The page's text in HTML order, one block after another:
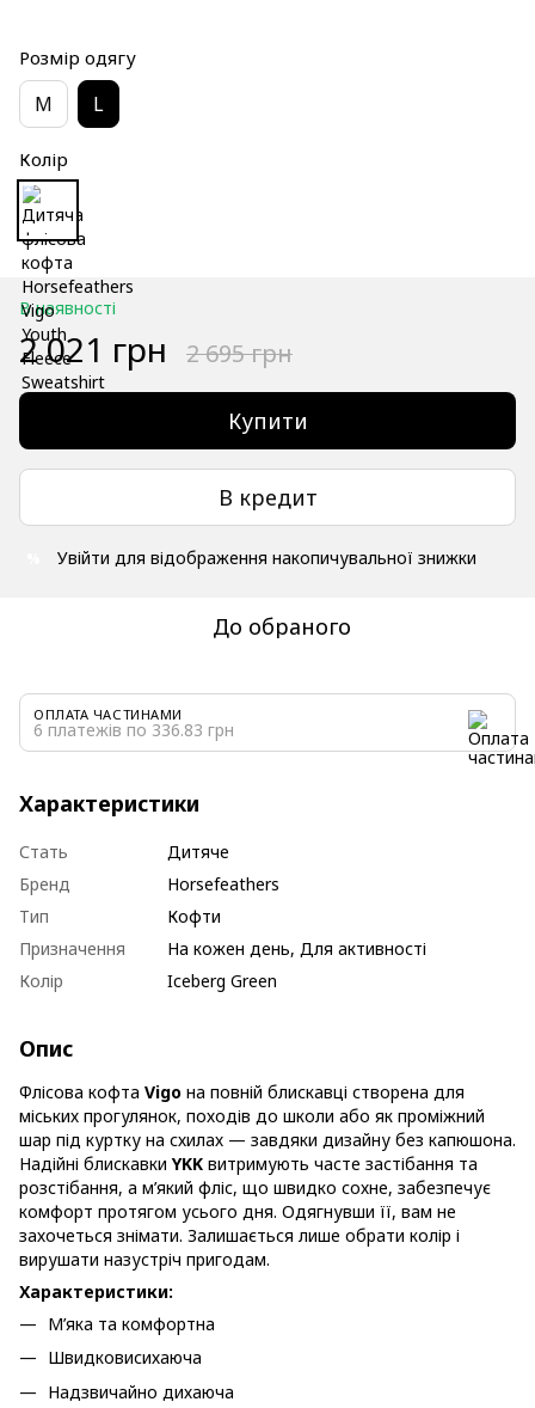
Розмір одягу
M L
Колір
В наявності
2 021 грн 2 695 грн
Купити
В кредит
Увійти для відображення накопичувальної знижки
До обраного
ОПЛАТА ЧАСТИНАМИ
6 платежів по 336.83 грн
Характеристики
Стать
Дитяче
Бренд
Horsefeathers
Тип
Кофти
Призначення
На кожен день, Для активності
Колір
Iceberg Green
Опис
Флісова кофта Vigo на повній блискавці створена для
міських прогулянок, походів до школи або як проміжний
шар під куртку на схилах — завдяки дизайну без капюшона.
Надійні блискавки YKK витримують часте застібання та
розстібання, а м’який фліс, що швидко сохне, забезпечує
комфорт протягом усього дня. Одягнувши її, вам не
захочеться знімати. Залишається лише обрати колір і
вирушати назустріч пригодам.
Характеристики:
М’яка та комфортна
Швидковисихаюча
Надзвичайно дихаюча